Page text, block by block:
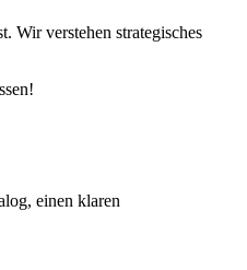
Wir verstehen strategisches
einen klaren